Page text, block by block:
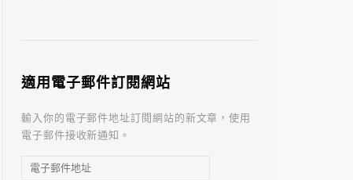
適用電子郵件訂閱網站
輸入你的電子郵件地址訂閱網站的新文章，使用
電子郵件接收新通知。
電